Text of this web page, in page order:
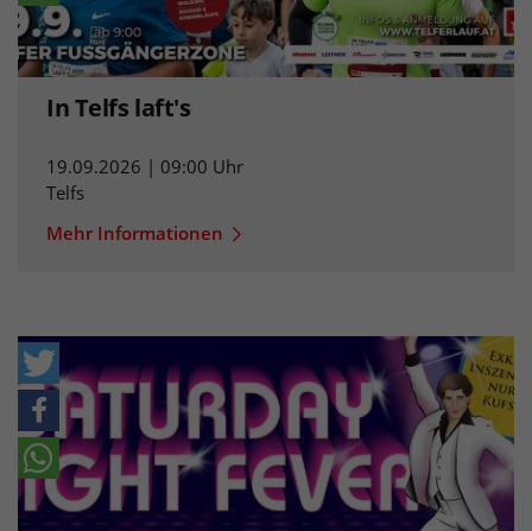
In Telfs laft's
19.09.2026 | 09:00 Uhr
Telfs
Mehr Informationen